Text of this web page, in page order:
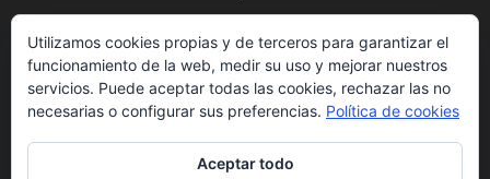
Contáctanos: info@elitetaxi.taxi
Utilizamos cookies propias y de terceros para garantizar el
funcionamiento de la web, medir su uso y mejorar nuestros
servicios. Puede aceptar todas las cookies, rechazar las no
necesarias o configurar sus preferencias. Política de cookies
Aceptar todo